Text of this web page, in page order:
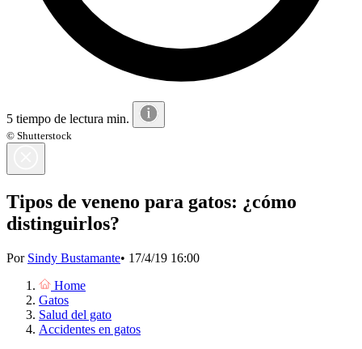
5 tiempo de lectura min.
© Shutterstock
Tipos de veneno para gatos: ¿cómo
distinguirlos?
Por Sindy Bustamante• 17/4/19 16:00
Home
Gatos
Salud del gato
Accidentes en gatos